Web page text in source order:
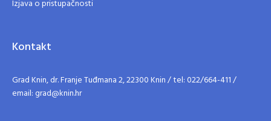
Izjava o pristupačnosti
Kontakt
Grad Knin, dr. Franje Tuđmana 2, 22300 Knin / tel: 022/664-411 /
email: grad@knin.hr